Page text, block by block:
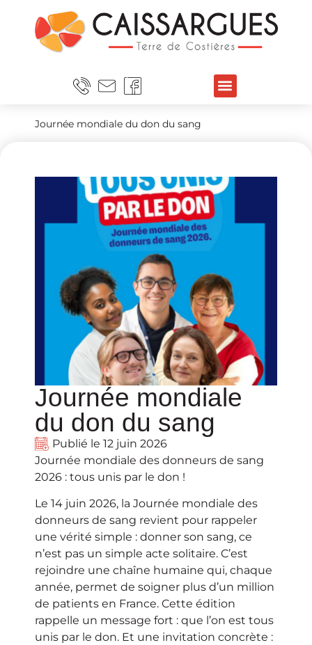
Journée mondiale du don du sang
Journée mondiale
du don du sang
Publié le 12 juin 2026
Journée mondiale des donneurs de sang
2026 : tous unis par le don !
Le 14 juin 2026, la Journée mondiale des
donneurs de sang revient pour rappeler
une vérité simple : donner son sang, ce
n’est pas un simple acte solitaire. C’est
rejoindre une chaîne humaine qui, chaque
année, permet de soigner plus d’un million
de patients en France. Cette édition
rappelle un message fort : que l’on est tous
unis par le don. Et une invitation concrète :